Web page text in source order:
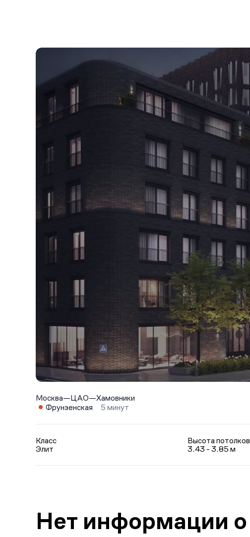
Москва—ЦАО—Хамовники
Фрунзенская
5 минут
Класс
Элит
Высота потолков
3.43 - 3.85 м
Нет информации о